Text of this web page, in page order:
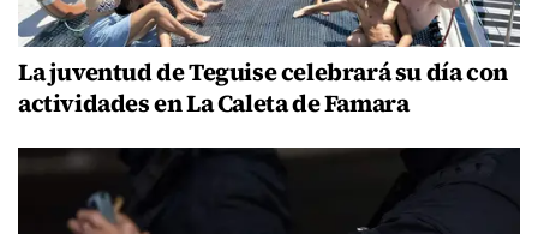
La juventud de Teguise celebrará su día con
actividades en La Caleta de Famara